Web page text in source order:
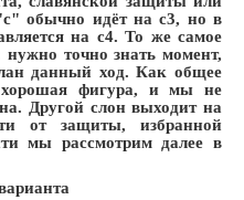
обычно идёт на с3, но в
на с4. То же самое
нужно точно знать момент,
данный ход. Как общее
фигура, и мы не
Другой слон выходит на
от защиты, избранной
мы рассмотрим далее в